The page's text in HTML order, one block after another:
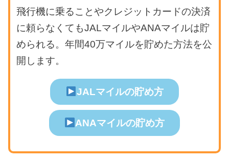
飛行機に乗ることやクレジットカードの決済
に頼らなくてもJALマイルやANAマイルは貯
められる。年間40万マイルを貯めた方法を公
開します。
JALマイルの貯め方
ANAマイルの貯め方